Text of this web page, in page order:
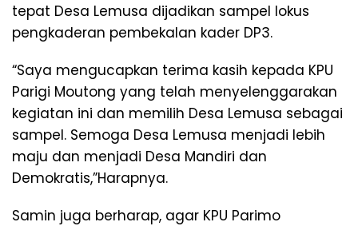
tepat Desa Lemusa dijadikan sampel lokus
pengkaderan pembekalan kader DP3.
“Saya mengucapkan terima kasih kepada KPU
Parigi Moutong yang telah menyelenggarakan
kegiatan ini dan memilih Desa Lemusa sebagai
sampel. Semoga Desa Lemusa menjadi lebih
maju dan menjadi Desa Mandiri dan
Demokratis,”Harapnya.
Samin juga berharap, agar KPU Parimo